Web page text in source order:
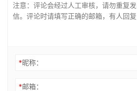
*昵称：
*邮箱：